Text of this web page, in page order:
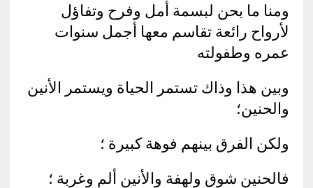
ومنا ما يحن لبسمة أمل وفرح وتفاؤل
لأرواح رائعة تقاسم معها أجمل سنوات
عمره وطفولته
وبين هذا وذاك تستمر الحياة ويستمر الأنين
والحنين؛
ولكن الفرق بينهم فوهة كبيرة ؛
فالحنين شوق ولهفة والأنين ألم وغربة ؛